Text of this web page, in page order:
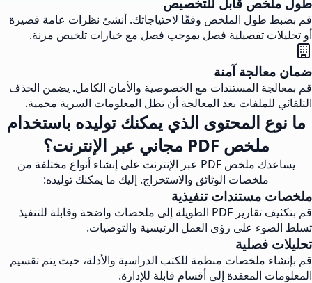
قم بضبط طول الملخص وفقًا لاحتياجاتك. أنشئ نظرات عامة قصيرة
أو تحليلات تفصيلية فصل بموجب فصل مع خيارات تلخيص مرنة.
ضمان معالجة آمنة
قم بمعالجة المستندات مع الخصوصية والأمان الكامل. يضمن الحذف
التلقائي للملفات بعد المعالجة أن تظل المعلومات السرية محمية.
ما نوع المحتوى الذي يمكنك توليده باستخدام
ملخص PDF مجاني عبر الإنترنت؟
يساعدك ملخص PDF عبر الإنترنت على إنشاء أنواع مختلفة من
ملخصات الوثائق والاستخراج. إليك ما يمكنك توليده:
ملخصات مستندات تنفيذية
قم بتكثيف تقارير PDF الطويلة إلى ملخصات واضحة وقابلة للتنفيذ
تسلط الضوء على رؤى العمل الرئيسية والتوصيات.
تحليلات فصلية
قم بإنشاء ملخصات منظمة للكتب الدراسية والأدلة، حيث يتم تقسيم
المعلومات المعقدة إلى أقسام قابلة للإدارة.